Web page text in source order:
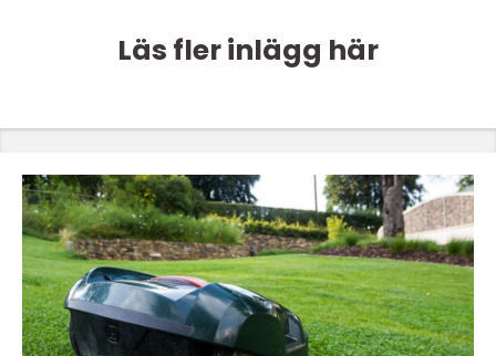
Läs fler inlägg här